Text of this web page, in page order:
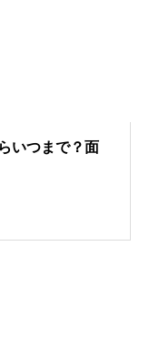
いつまで？面